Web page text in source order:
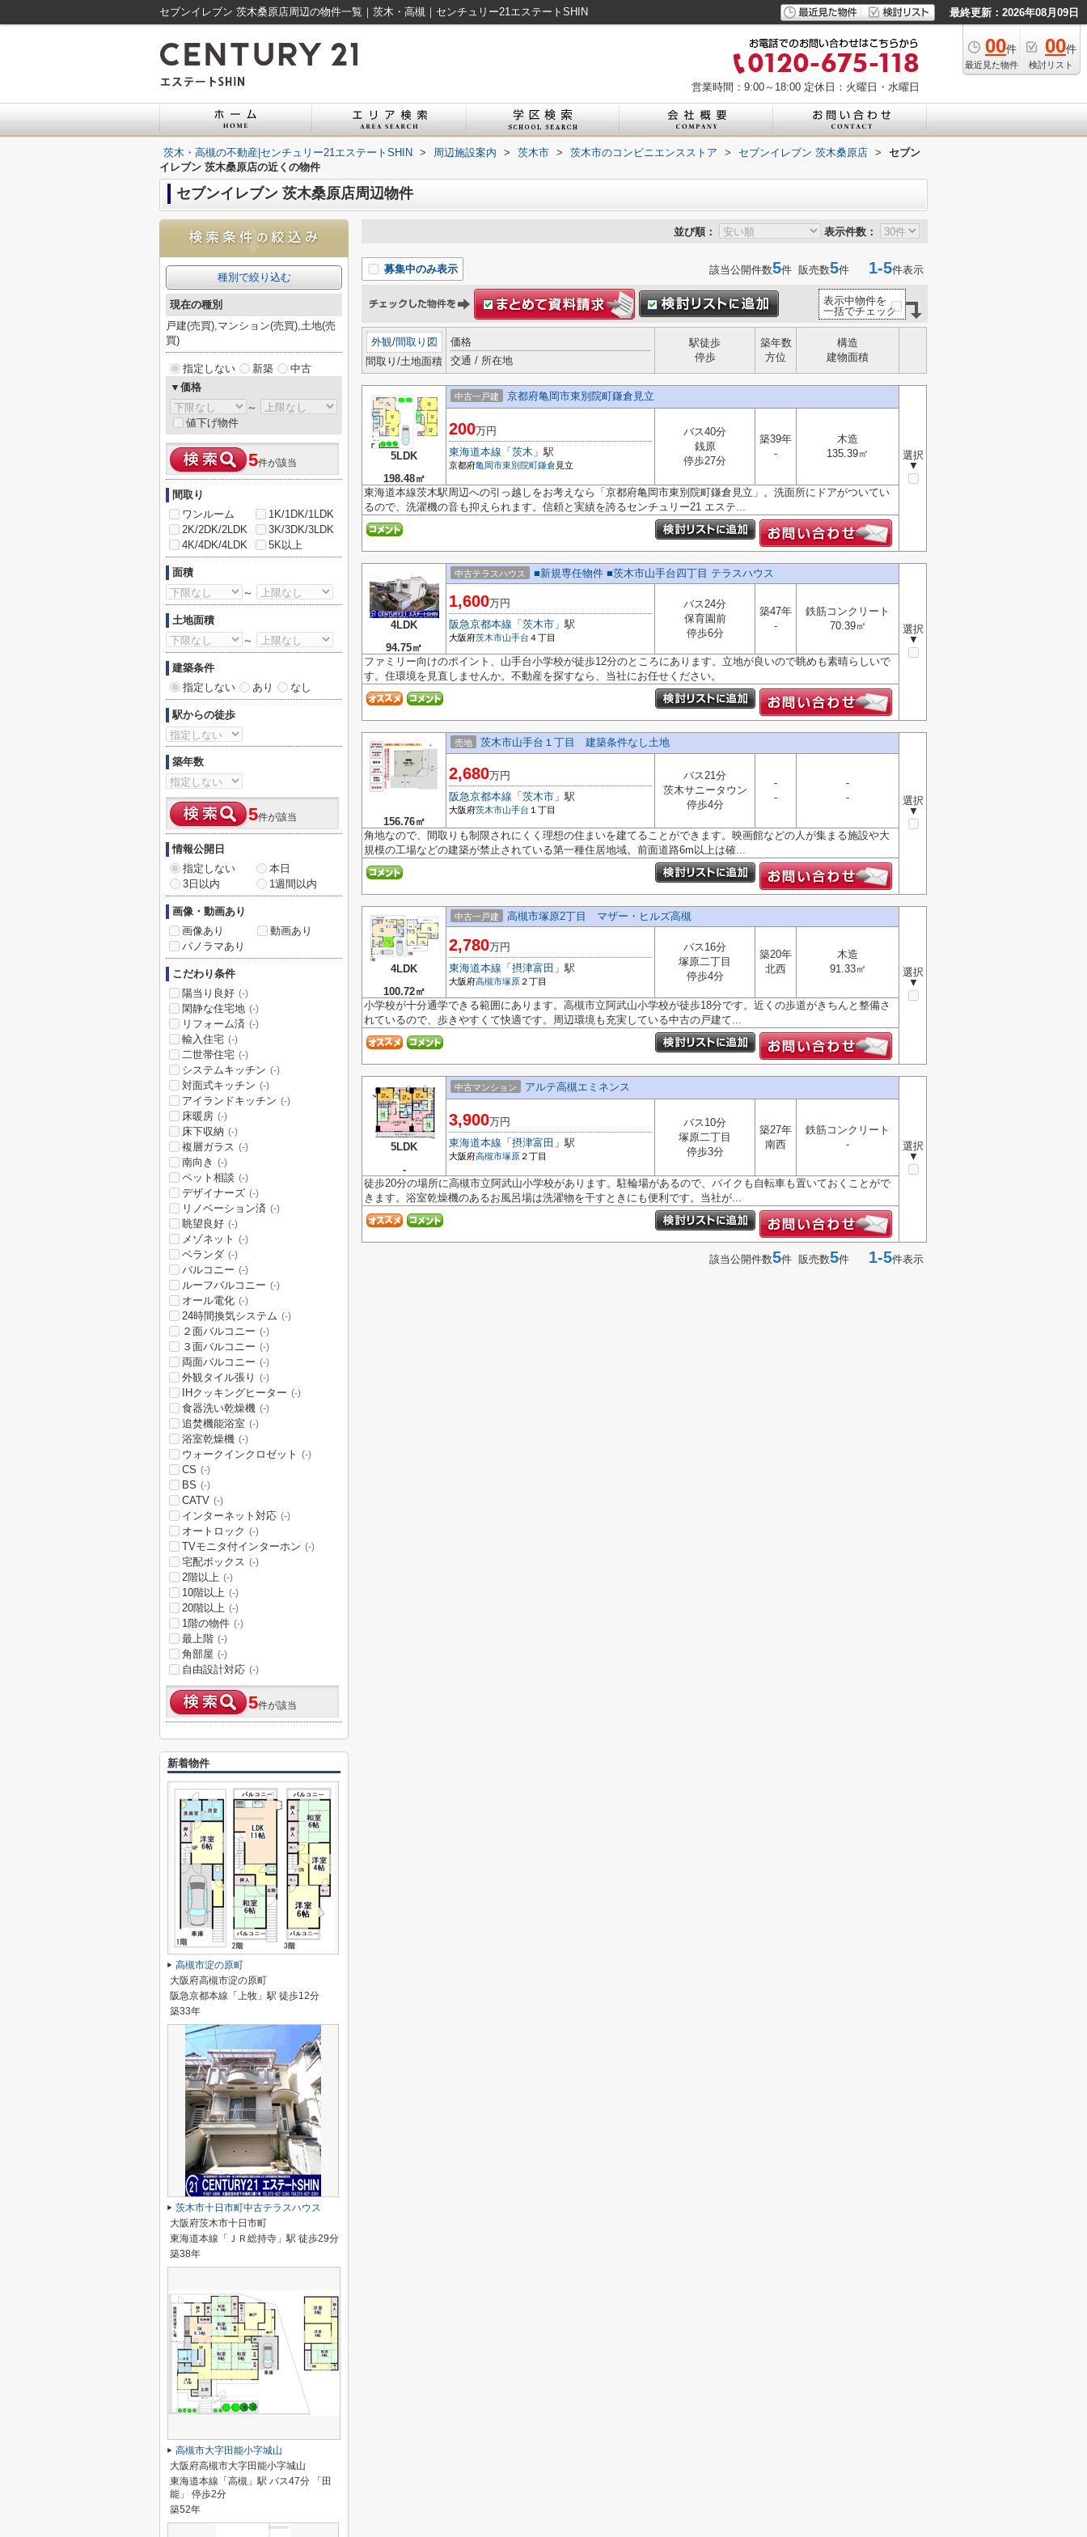
セブンイレブン 茨木桑原店周辺の物件一覧｜茨木・高槻｜センチュリー21エステートSHIN 最終更新：2026年08月09日
00件
最近見た物件
00件
検討リスト
営業時間：9:00～18:00 定休日：火曜日・水曜日
茨木・高槻の不動産|センチュリー21エステートSHIN > 周辺施設案内 > 茨木市 > 茨木市のコンビニエンスストア > セブンイレブン 茨木桑原店 >
セブン
イレブン 茨木桑原店の近くの物件
セブンイレブン 茨木桑原店周辺物件
並び順： 表示件数：
募集中のみ表示 該当公開件数5件 販売数5件 1-5件表示
表示中物件を
一括でチェック
外観/間取り図
間取り/土地面積
価格
交通 / 所在地
駅徒歩
停歩
築年数
方位
構造
建物面積
5LDK
198.48㎡
中古一戸建 京都府亀岡市東別院町鎌倉見立
選択
▼
200万円
東海道本線 「 茨木 」駅
京都府亀岡市東別院町鎌倉見立
バス40分
銭原
停歩27分
築39年
-
木造
135.39㎡
東海道本線茨木駅周辺への引っ越しをお考えなら「京都府亀岡市東別院町鎌倉見立」。洗面所にドアがついてい
るので、洗濯機の音も抑えられます。信頼と実績を誇るセンチュリー21 エステ...
4LDK
94.75㎡
中古テラスハウス ■新規専任物件 ■茨木市山手台四丁目 テラスハウス
選択
▼
1,600万円
阪急京都本線 「 茨木市 」駅
大阪府茨木市山手台 ４丁目
バス24分
保育園前
停歩6分
築47年
-
鉄筋コンクリート
70.39㎡
ファミリー向けのポイント、山手台小学校が徒歩12分のところにあります。立地が良いので眺めも素晴らしいで
す。住環境を見直しませんか。不動産を探すなら、当社にお任せください。
156.76㎡
売地 茨木市山手台１丁目 建築条件なし土地
選択
▼
2,680万円
阪急京都本線 「 茨木市 」駅
大阪府茨木市山手台 １丁目
バス21分
茨木サニータウン
停歩4分
-
-
-
-
角地なので、間取りも制限されにくく理想の住まいを建てることができます。映画館などの人が集まる施設や大
規模の工場などの建築が禁止されている第一種住居地域。前面道路6m以上は確...
4LDK
100.72㎡
中古一戸建 高槻市塚原2丁目 マザー・ヒルズ高槻
選択
▼
2,780万円
東海道本線 「 摂津富田 」駅
大阪府高槻市塚原 ２丁目
バス16分
塚原二丁目
停歩4分
築20年
北西
木造
91.33㎡
小学校が十分通学できる範囲にあります。高槻市立阿武山小学校が徒歩18分です。近くの歩道がきちんと整備さ
れているので、歩きやすくて快適です。周辺環境も充実している中古の戸建て...
5LDK
-
中古マンション アルテ高槻エミネンス
選択
▼
3,900万円
東海道本線 「 摂津富田 」駅
大阪府高槻市塚原 ２丁目
バス10分
塚原二丁目
停歩3分
築27年
南西
鉄筋コンクリート
-
徒歩20分の場所に高槻市立阿武山小学校があります。駐輪場があるので、バイクも自転車も置いておくことがで
きます。浴室乾燥機のあるお風呂場は洗濯物を干すときにも便利です。当社が...
該当公開件数5件 販売数5件 1-5件表示
種別で絞り込む
現在の種別
戸建(売買),マンション(売買),土地(売
買)
指定しない 新築
中古
▼価格
～
値下げ物件
5件が該当
間取り
ワンルーム
1K/1DK/1LDK
2K/2DK/2LDK
3K/3DK/3LDK
4K/4DK/4LDK
5K以上
面積
～
土地面積
～
建築条件
指定しない
あり なし
駅からの徒歩
築年数
5件が該当
情報公開日
指定しない
本日
3日以内
1週間以内
画像・動画あり
画像あり
動画あり
パノラマあり
こだわり条件
陽当り良好 (-)
閑静な住宅地 (-)
リフォーム済 (-)
輸入住宅 (-)
二世帯住宅 (-)
システムキッチン (-)
対面式キッチン (-)
アイランドキッチン (-)
床暖房 (-)
床下収納 (-)
複層ガラス (-)
南向き (-)
ペット相談 (-)
デザイナーズ (-)
リノベーション済 (-)
眺望良好 (-)
メゾネット (-)
ベランダ (-)
バルコニー (-)
ルーフバルコニー (-)
オール電化 (-)
24時間換気システム (-)
２面バルコニー (-)
３面バルコニー (-)
両面バルコニー (-)
外観タイル張り (-)
IHクッキングヒーター (-)
食器洗い乾燥機 (-)
追焚機能浴室 (-)
浴室乾燥機 (-)
ウォークインクロゼット (-)
CS (-)
BS (-)
CATV (-)
インターネット対応 (-)
オートロック (-)
TVモニタ付インターホン (-)
宅配ボックス (-)
2階以上 (-)
10階以上 (-)
20階以上 (-)
1階の物件 (-)
最上階 (-)
角部屋 (-)
自由設計対応 (-)
5件が該当
新着物件
高槻市淀の原町
大阪府高槻市淀の原町
阪急京都本線「上牧」駅 徒歩12分
築33年
茨木市十日市町中古テラスハウス
大阪府茨木市十日市町
東海道本線「ＪＲ総持寺」駅 徒歩29分
築38年
高槻市大字田能小字城山
大阪府高槻市大字田能小字城山
東海道本線「高槻」駅 バス47分 「田
能」 停歩2分
築52年